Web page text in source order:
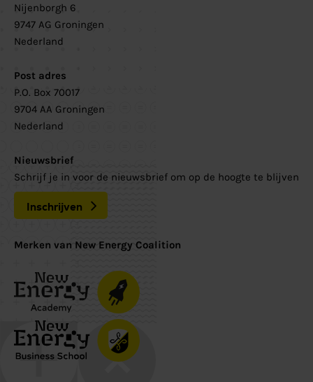
Nijenborgh 6
9747 AG Groningen
Nederland
Post adres
P.O. Box 70017
9704 AA Groningen
Nederland
Nieuwsbrief
Schrijf je in voor de nieuwsbrief om op de hoogte te blijven
Inschrijven
Merken van New Energy Coalition